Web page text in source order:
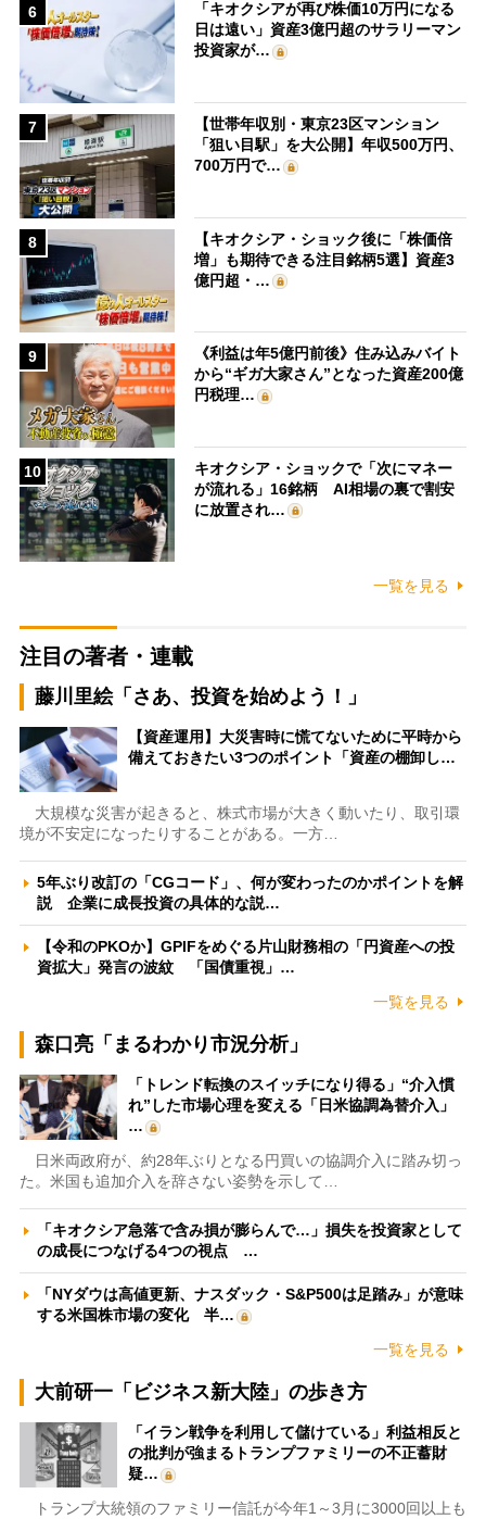
6
「キオクシアが再び株価10万円になる
日は遠い」資産3億円超のサラリーマン
投資家が…
7
【世帯年収別・東京23区マンション
「狙い目駅」を大公開】年収500万円、
700万円で…
8
【キオクシア・ショック後に「株価倍
増」も期待できる注目銘柄5選】資産3
億円超・…
9
《利益は年5億円前後》住み込みバイト
から“ギガ大家さん”となった資産200億
円税理…
10
キオクシア・ショックで「次にマネー
が流れる」16銘柄 AI相場の裏で割安
に放置され…
一覧を見る
注目の著者・連載
藤川里絵「さあ、投資を始めよう！」
【資産運用】大災害時に慌てないために平時から
備えておきたい3つのポイント「資産の棚卸し…
大規模な災害が起きると、株式市場が大きく動いたり、取引環
境が不安定になったりすることがある。一方…
5年ぶり改訂の「CGコード」、何が変わったのかポイントを解
説 企業に成長投資の具体的な説…
【令和のPKOか】GPIFをめぐる片山財務相の「円資産への投
資拡大」発言の波紋 「国債重視」…
一覧を見る
森口亮「まるわかり市況分析」
「トレンド転換のスイッチになり得る」“介入慣
れ”した市場心理を変える「日米協調為替介入」
…
日米両政府が、約28年ぶりとなる円買いの協調介入に踏み切っ
た。米国も追加介入を辞さない姿勢を示して…
「キオクシア急落で含み損が膨らんで…」損失を投資家として
の成長につなげる4つの視点 …
「NYダウは高値更新、ナスダック・S&P500は足踏み」が意味
する米国株市場の変化 半…
一覧を見る
大前研一「ビジネス新大陸」の歩き方
「イラン戦争を利用して儲けている」利益相反と
の批判が強まるトランプファミリーの不正蓄財
疑…
トランプ大統領のファミリー信託が今年1～3月に3000回以上も